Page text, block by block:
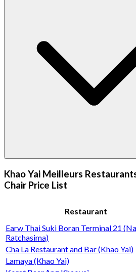
Khao Yai Meilleurs
Chair Price List
Restaurant
Earw Thai Suki Boran Terminal 21
Ratchasima)
Cha La Restaurant and Bar (Khao Yai)
Lamaya (Khao Yai)